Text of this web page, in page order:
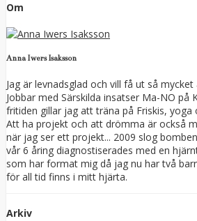
Om
Anna Iwers Isaksson
Jag är levnadsglad och vill få ut så
Jobbar med Särskilda insatser Ma-NO på
fritiden gillar jag att träna på Friskis, yoga
Att ha projekt och att drömma är också
när jag ser ett projekt... 2009 slog
vår 6 åring diagnostiserades med en
som har format mig då jag nu har två
för all tid finns i mitt hjärta.
Arkiv